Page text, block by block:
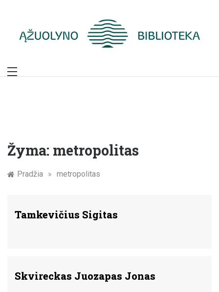
Žymūs Kauno
Žyma: metropolitas
Pradžia » metropolitas
Tamkevičius Sigitas
Skvireckas Juozapas Jonas